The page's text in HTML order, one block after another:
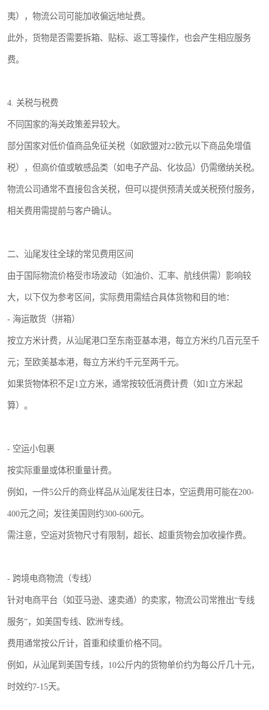
夷），物流公司可能加收偏远地址费。
此外，货物是否需要拆箱、贴标、返工等操作，也会产生相应服务
费。
4. 关税与税费
不同国家的海关政策差异较大。
部分国家对低价值商品免征关税（如欧盟对22欧元以下商品免增值
税），但高价值或敏感品类（如电子产品、化妆品）仍需缴纳关税。
物流公司通常不直接包含关税，但可以提供预清关或关税预付服务，
相关费用需提前与客户确认。
二、汕尾发往全球的常见费用区间
由于国际物流价格受市场波动（如油价、汇率、航线供需）影响较
大，以下仅为参考区间，实际费用需结合具体货物和目的地：
- 海运散货（拼箱）
按立方米计费，从汕尾港口至东南亚基本港，每立方米约几百元至千
元；至欧美基本港，每立方米约千元至两千元。
如果货物体积不足1立方米，通常按较低消费计费（如1立方米起
算）。
- 空运小包裹
按实际重量或体积重量计费。
例如，一件5公斤的商业样品从汕尾发往日本，空运费用可能在200-
400元之间；发往美国则约300-600元。
需注意，空运对货物尺寸有限制，超长、超重货物会加收操作费。
- 跨境电商物流（专线）
针对电商平台（如亚马逊、速卖通）的卖家，物流公司常推出“专线
服务”，如美国专线、欧洲专线。
费用通常按公斤计，首重和续重价格不同。
例如，从汕尾到美国专线，10公斤内的货物单价约为每公斤几十元，
时效约7-15天。